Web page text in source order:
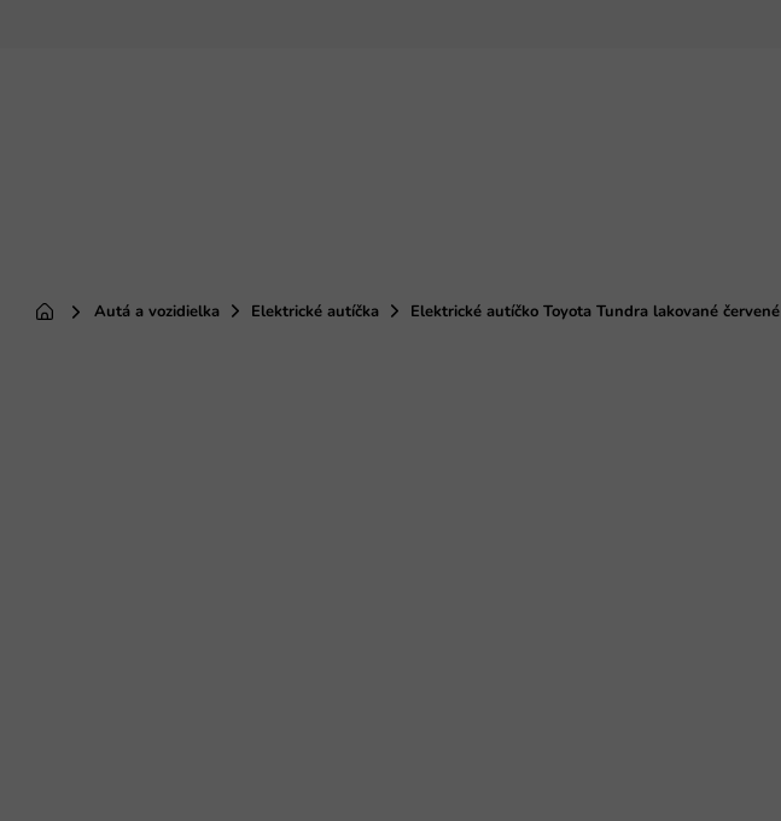
DomovAutá a vozidielka Elektrické autíčka Elektrické autíčko Toyota Tundra lakované červené